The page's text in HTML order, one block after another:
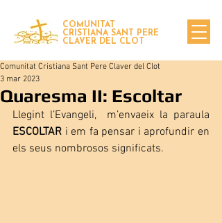
COMUNITAT
CRISTIANA SANT PERE
CLAVER DEL CLOT
Quaresma II: Escoltar
Comunitat Cristiana Sant Pere Claver del Clot
3 mar 2023
ESCOLTAR i em fa pensar i aprofundir en
els seus nombrosos significats.